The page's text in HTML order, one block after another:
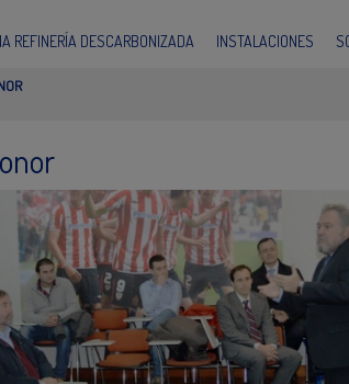
REFINERÍA DESCARBONIZADA INSTALACIONES